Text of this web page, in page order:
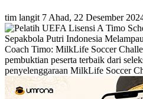
tim langit 7 Ahad, 22 Desember
Coach Timo: MilkLife Soccer
pembuktian peserta terbaik dari
penyelenggaraan MilkLife Soccer